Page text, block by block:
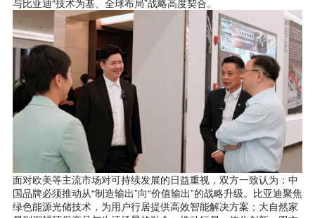
与比亚迪“技术为基、全球布局”战略高度契合。
面对欧美等主流市场对可持续发展的日益重视，双方一致认为：中
国品牌必须推动从“制造输出”向“价值输出”的战略升级。比亚迪聚焦
绿色能源光储技术，为用户行居提供高效智能解决方案；大自然家